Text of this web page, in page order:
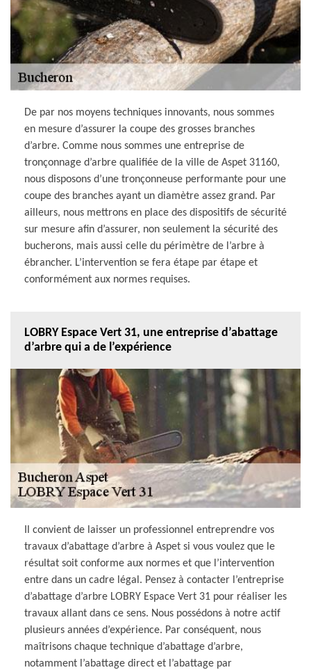
De par nos moyens techniques innovants, nous sommes
en mesure d’assurer la coupe des grosses branches
d’arbre. Comme nous sommes une entreprise de
tronçonnage d’arbre qualifiée de la ville de Aspet 31160,
nous disposons d’une tronçonneuse performante pour une
coupe des branches ayant un diamètre assez grand. Par
ailleurs, nous mettrons en place des dispositifs de sécurité
sur mesure afin d’assurer, non seulement la sécurité des
bucherons, mais aussi celle du périmètre de l’arbre à
ébrancher. L’intervention se fera étape par étape et
conformément aux normes requises.
LOBRY Espace Vert 31, une entreprise d’abattage
d’arbre qui a de l’expérience
Il convient de laisser un professionnel entreprendre vos
travaux d’abattage d’arbre à Aspet si vous voulez que le
résultat soit conforme aux normes et que l’intervention
entre dans un cadre légal. Pensez à contacter l’entreprise
d’abattage d’arbre LOBRY Espace Vert 31 pour réaliser les
travaux allant dans ce sens. Nous possédons à notre actif
plusieurs années d’expérience. Par conséquent, nous
maîtrisons chaque technique d’abattage d’arbre,
notamment l’abattage direct et l’abattage par